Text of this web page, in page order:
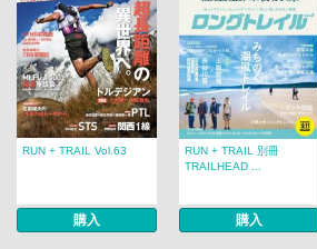
RUN + TRAIL Vol.63
購入
RUN + TRAIL 別冊
TRAILHEAD ...
購入